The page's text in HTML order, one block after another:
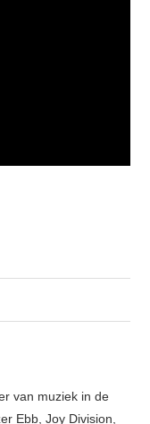
van muziek in de
Ebb, Joy Division,